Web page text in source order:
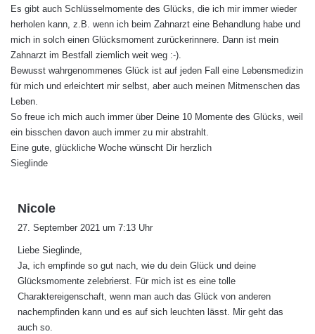
Es gibt auch Schlüsselmomente des Glücks, die ich mir immer wieder
herholen kann, z.B. wenn ich beim Zahnarzt eine Behandlung habe und
mich in solch einen Glücksmoment zurückerinnere. Dann ist mein
Zahnarzt im Bestfall ziemlich weit weg :-).
Bewusst wahrgenommenes Glück ist auf jeden Fall eine Lebensmedizin
für mich und erleichtert mir selbst, aber auch meinen Mitmenschen das
Leben.
So freue ich mich auch immer über Deine 10 Momente des Glücks, weil
ein bisschen davon auch immer zu mir abstrahlt.
Eine gute, glückliche Woche wünscht Dir herzlich
Sieglinde
Nicole
t
:
27. September 2021 um 7:13 Uhr
Liebe Sieglinde,
Ja, ich empfinde so gut nach, wie du dein Glück und deine
Glücksmomente zelebrierst. Für mich ist es eine tolle
Charaktereigenschaft, wenn man auch das Glück von anderen
nachempfinden kann und es auf sich leuchten lässt. Mir geht das
auch so.